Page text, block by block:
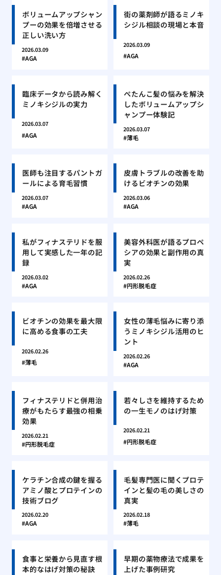
ボリュームアップシャン
プーの効果を倍増させる
正しい洗い方
2026.03.09
AGA
街の薬剤師が語るミノキ
シジル相談の現場と本音
2026.03.09
AGA
臨床データから読み解く
ミノキシジルの実力
2026.03.07
AGA
ぺたんこ髪の悩みを解決
したボリュームアップシ
ャンプー体験記
2026.03.07
薄毛
医師も注目するパントガ
ールによる育毛習慣
2026.03.07
AGA
皮膚トラブルの改善を助
けるビオチンの効果
2026.03.06
AGA
私がフィナステリドを服
用して実感した一年の記
録
2026.03.02
AGA
美容外科医が語るプロペ
シアの効果と副作用の真
実
2026.02.26
円形脱毛症
ビオチンの効果を最大限
に高める食事の工夫
2026.02.26
薄毛
女性の薄毛悩みに寄り添
うミノキシジル活用のヒ
ント
2026.02.26
AGA
フィナステリドと併用治
療がもたらす最強の相乗
効果
2026.02.21
円形脱毛症
若々しさを維持するため
の一生モノのはげ対策
2026.02.21
円形脱毛症
ケラチン合成の鍵を握る
アミノ酸とプロテインの
技術ブログ
2026.02.20
AGA
毛髪専門医に聞くプロテ
インと髪の毛の美しさの
真実
2026.02.18
薄毛
食事と栄養から見直す根
本的なはげ対策の秘訣
早期の薬物療法で成果を
上げた事例研究